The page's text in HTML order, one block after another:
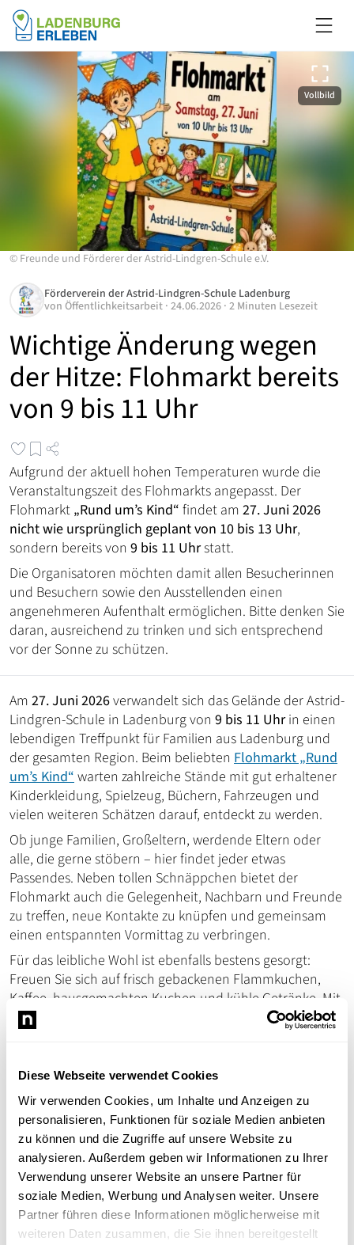
Diese Webseite verwendet Cookies
Wir verwenden Cookies, um Inhalte und Anzeigen zu
personalisieren, Funktionen für soziale Medien anbieten
zu können und die Zugriffe auf unsere Website zu
analysieren. Außerdem geben wir Informationen zu Ihrer
Verwendung unserer Website an unsere Partner für
soziale Medien, Werbung und Analysen weiter. Unsere
Partner führen diese Informationen möglicherweise mit
weiteren Daten zusammen, die Sie ihnen bereitgestellt
Vollbild
© Freunde und Förderer der Astrid-Lindgren-Schule e.V.
Wichtige Änderung wegen
der Hitze: Flohmarkt bereits
von 9 bis 11 Uhr
Förderverein der Astrid-Lindgren-Schule Ladenburg
von Öffentlichkeitsarbeit · 24.06.2026 · 2 Minuten Lesezeit
Aufgrund der aktuell hohen Temperaturen wurde die
Veranstaltungszeit des Flohmarkts angepasst. Der
Flohmarkt „Rund um’s Kind“ findet am 27. Juni 2026
nicht wie ursprünglich geplant von 10 bis 13 Uhr,
sondern bereits von 9 bis 11 Uhrstatt.
Die Organisatoren möchten damit allen Besucherinnen
und Besuchern sowie den Ausstellenden einen
angenehmeren Aufenthalt ermöglichen. Bitte denken Sie
daran, ausreichend zu trinken und sich entsprechend
vor der Sonne zu schützen.
Am 27. Juni 2026verwandelt sich das Gelände der Astrid-
Lindgren-Schule in Ladenburg von 9 bis 11 Uhrin einen
lebendigen Treffpunkt für Familien aus Ladenburg und
der gesamten Region. Beim beliebten Flohmarkt „Rund
um’s Kind“ warten zahlreiche Stände mit gut erhaltener
Kinderkleidung, Spielzeug, Büchern, Fahrzeugen und
vielen weiteren Schätzen darauf, entdeckt zu werden.
Ob junge Familien, Großeltern, werdende Eltern oder
alle, die gerne stöbern – hier findet jeder etwas
Passendes. Neben tollen Schnäppchen bietet der
Flohmarkt auch die Gelegenheit, Nachbarn und Freunde
zu treffen, neue Kontakte zu knüpfen und gemeinsam
einen entspannten Vormittag zu verbringen.
Für das leibliche Wohl ist ebenfalls bestens gesorgt:
Freuen Sie sich auf frisch gebackenen Flammkuchen,
Kaffee, hausgemachten Kuchen und kühle Getränke. Mit
jedem Kauf unterstützen Sie direkt den
Förderverein der
, der mit den Erlösen Projekte,
und Schüler ermöglicht.
Also Termin vormerken und vorbeikommen!Bringen Sie
Familie, Freunde und Bekannte mit und genießen Sie
einen fröhlichen Vormittag voller Begegnungen,
Entdeckungen und schöner Momente. Der Förderverein
freut sich auf viele kleine und große Besucher aus
Ladenburg und den umliegenden Gemeinden.Der
Eintritt ist frei – alle sind herzlich willkommen!